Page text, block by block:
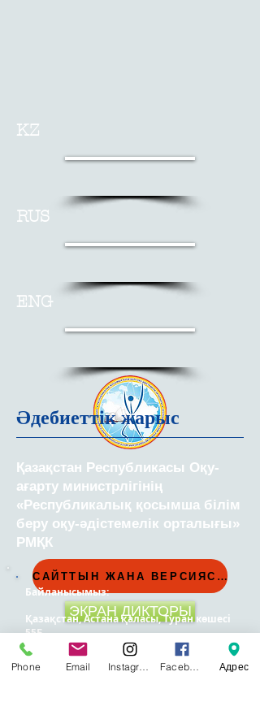
KZ
RUS
ENG
Қазақстан Республикасы Оқу-
ағарту министрлігінің
«Республикалық қосымша білім
беру оқу-әдістемелік орталығы»
РМҚК
САЙТТЫН ЖАНА ВЕРСИЯСЫ
ЭКРАН ДИКТОРЫ
Әдебиеттік жарыс
Байланысымыз:
Қазақстан, Астана қаласы, Туранкөшесі
55Б
Қабылдау бөлімі:
8 (7172) 57-41-49
Ақпараттық-аналитикалық бөлімі:
57-41-60
Phone Email Адрес